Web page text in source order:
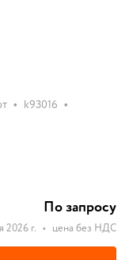
• k93016 •
По запросу
2026 г. • цена без НДС